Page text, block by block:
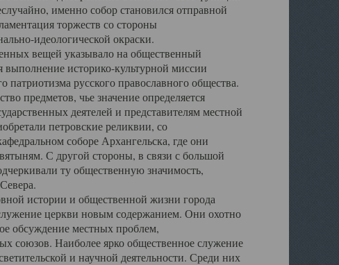
именно собор становился отправной
торжеств со стороны
идеологической окраски.
вещей указывало на общественный
выполнение историко-культурной миссии
патриотизма русского православного общества.
предметов, чье значение определяется
деятелей и представителям местной
петровские реликвии, со
соборе Архангельска, где они
С другой стороны, в связи с большой
ту общественную значимость,
истории и общественной жизни города
церкви новым содержанием. Они охотно
обсуждение местных проблем,
союзов. Наиболее ярко общественное служение
и научной деятельности. Среди них